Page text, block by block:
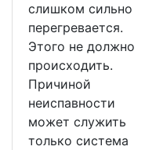
слишком сильно
перегревается.
Этого не должно
происходить.
Причиной
неиспавности
может служить
только система